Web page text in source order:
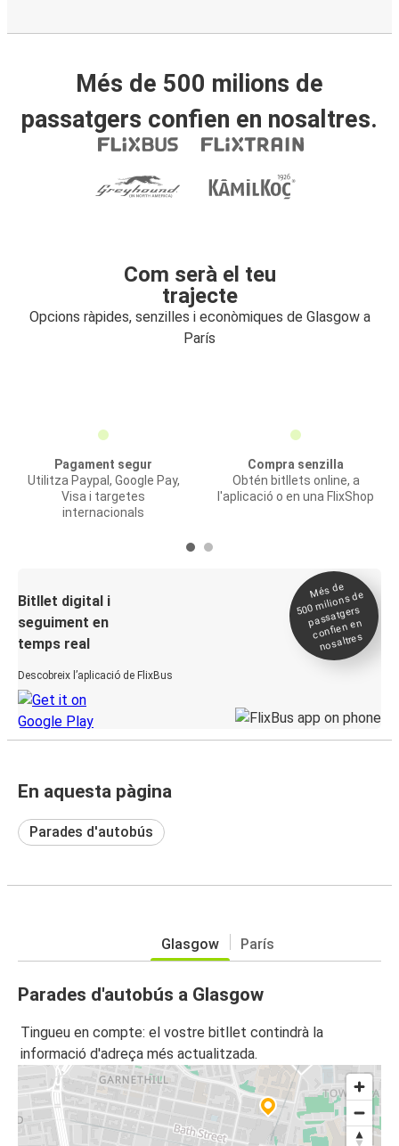
Més de 500 milions de
passatgers confien en nosaltres.
Com serà el teu
trajecte
Opcions ràpides, senzilles i econòmiques de Glasgow a
París
Pagament segur
Utilitza Paypal, Google Pay,
Visa i targetes
internacionals
Compra senzilla
Obtén bitllets online, a
l'aplicació o en una FlixShop
Bitllet digital i
seguiment en
temps real
Descobreix l’aplicació de FlixBus
Més de
500
milions de
passatgers
confien en
nosaltres
En aquesta pàgina
Parades d'autobús
Glasgow París
Parades d'autobús a Glasgow
Tingueu en compte: el vostre bitllet contindrà la
informació d'adreça més actualitzada.